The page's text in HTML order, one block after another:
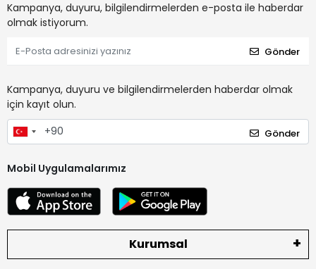
Kampanya, duyuru, bilgilendirmelerden e-posta ile haberdar
olmak istiyorum.
Gönder
Kampanya, duyuru ve bilgilendirmelerden haberdar olmak
için kayıt olun.
Gönder
Mobil Uygulamalarımız
Kurumsal